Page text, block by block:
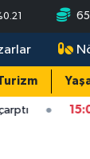
0.21
Antalya'da